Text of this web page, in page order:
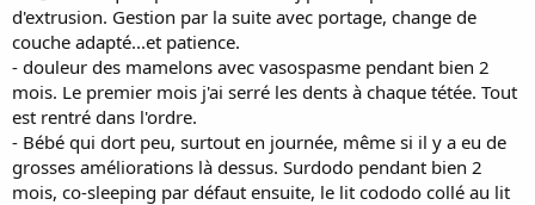
d'extrusion. Gestion par la suite avec portage, change de
couche adapté...et patience.
- douleur des mamelons avec vasospasme pendant bien 2
mois. Le premier mois j'ai serré les dents à chaque tétée. Tout
est rentré dans l'ordre.
- Bébé qui dort peu, surtout en journée, même si il y a eu de
grosses améliorations là dessus. Surdodo pendant bien 2
mois, co-sleeping par défaut ensuite, le lit cododo collé au lit